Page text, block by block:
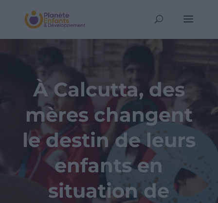
À Calcutta, des
mères changent
le destin de leurs
enfants en
situation de